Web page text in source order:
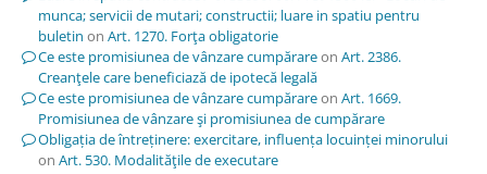
munca; servicii de mutari; constructii; luare in spatiu pentru
buletin on Art. 1270. Forţa obligatorie
Ce este promisiunea de vânzare cumpărareon Art. 2386.
Creanţele care beneficiază de ipotecă legală
Ce este promisiunea de vânzare cumpărareon Art. 1669.
Promisiunea de vânzare şi promisiunea de cumpărare
Obligația de întreținere: exercitare, influența locuinței minorului
on Art. 530. Modalităţile de executare